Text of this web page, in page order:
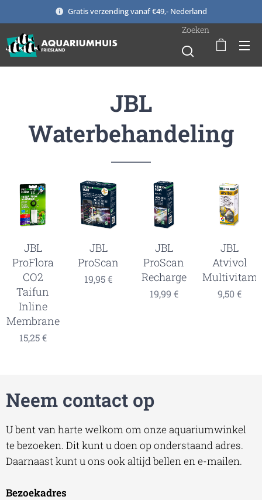
Gratis verzending vanaf €49,- Nederland
Zoeken
JBL
Waterbehandeling
JBL
ProFlora
CO2
Taifun
Inline
Membrane
15,25€
JBL
ProScan
19,95€
JBL
ProScan
Recharge
19,99 €
JBL
Atvivol
9,50€
Neem contact op
U bent van harte welkom om onze aquariumwinkel
te bezoeken. Dit kunt u doen op onderstaand adres.
Daarnaast kunt u ons ook altijd bellen en e-mailen.
Bezoekadres